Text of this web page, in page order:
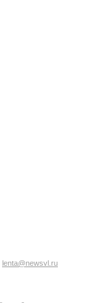
lenta@newsvl.ru